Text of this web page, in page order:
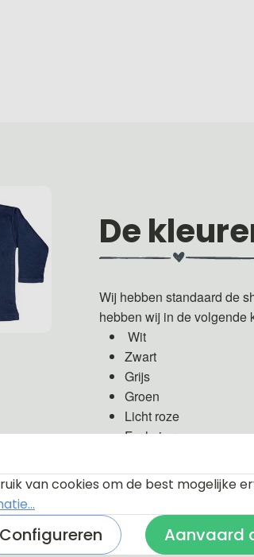
De
Wij hebben standaard de
hebben wij in de volgende
Wit
Zwart
Grijs
Groen
Licht roze
Fuchsia roze
Donker blauw
De shirtjes zijn van 100%
van cookies om de best mogelijke
Configureren Aanvaard